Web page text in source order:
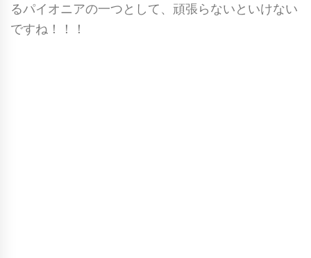
るパイオニアの一つとして、頑張らないといけない
ですね！！！